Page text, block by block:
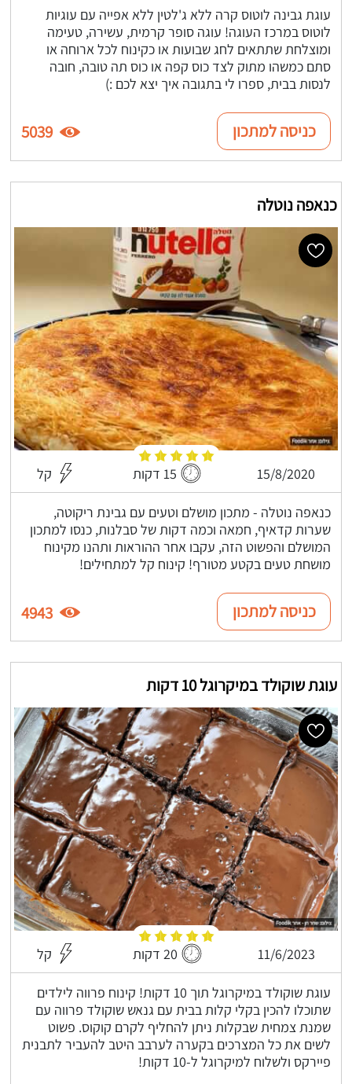
עוגת גבינה לוטוס קרה ללא ג'לטין ללא אפייה עם עוגיות
לוטוס במרכז העוגה! עוגה סופר קרמית, עשירה, טעימה
ומוצלחת שתתאים לחג שבועות או כקינוח לכל ארוחה או
סתם כמשהו מתוק לצד כוס קפה או כוס תה טובה, חובה
לנסות בבית, ספרו לי בתגובה איך יצא לכם :)
כניסה למתכון 5039
כנאפה נוטלה
15/8/2020 15 דקות קל
כנאפה נוטלה - מתכון מושלם וטעים עם גבינת ריקוטה,
שערות קדאיף, חמאה וכמה דקות של סבלנות, כנסו למתכון
המושלם והפשוט הזה, עקבו אחר ההוראות ותהנו מקינוח
מושחת טעים בקטע מטורף! קינוח קל למתחילים!
כניסה למתכון 4943
עוגת שוקולד במיקרוגל 10 דקות
11/6/2023 20 דקות קל
עוגת שוקולד במיקרוגל תוך 10 דקות! קינוח פרווה לילדים
שתוכלו להכין בקלי קלות בבית עם גנאש שוקולד פרווה עם
שמנת צמחית שבקלות ניתן להחליף לקרם קוקוס. פשוט
לשים את כל המצרכים בקערה לערבב היטב להעביר לתבנית
פיירקס ולשלוח למיקרוגל ל-10 דקות!